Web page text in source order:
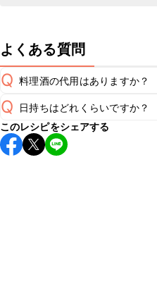
よくある質問
Q 料理酒の代用はありますか？
A
Q 日持ちはどれくらいですか？
保存期間は冷蔵で翌日中が目
し上がりください。
このレシピをシェアする